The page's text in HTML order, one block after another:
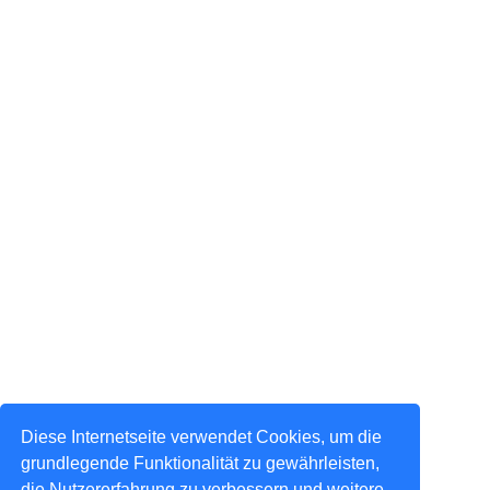
Diese Internetseite verwendet Cookies, um die
grundlegende Funktionalität zu gewährleisten,